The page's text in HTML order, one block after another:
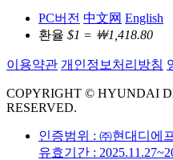
PC버전 中文网 English
환율 $1 = ￦1,418.80
이용약관 개인정보처리방침
COPYRIGHT © HYUNDAI
RESERVED.
인증범위 : ㈜현대디에
유효기간 :